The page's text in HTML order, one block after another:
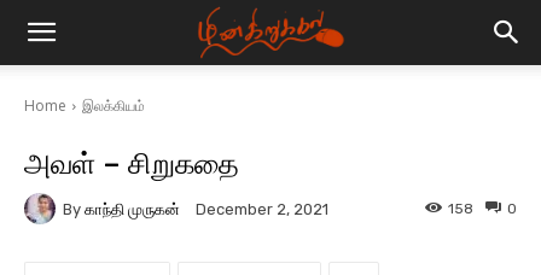
Home இலக்கியம்
அவள் – சிறுகதை
By காந்தி முருகன் December 2, 2021 0
158